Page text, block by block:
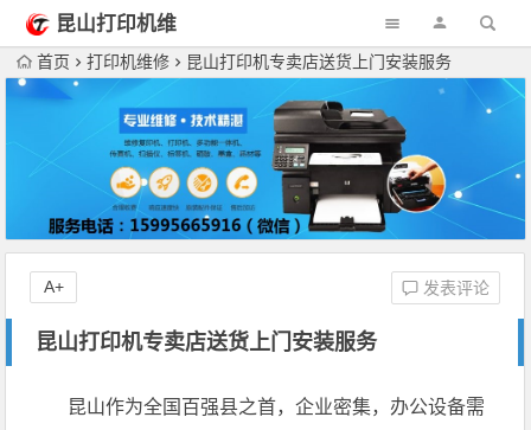
昆山打印机维
修首页 打印机维修 昆山打印机专卖店送货上门安装服务
昆山打印机专卖店送货上门安装服务
发表评论
A+
昆山作为全国百强县之首，企业密集，办公设备需